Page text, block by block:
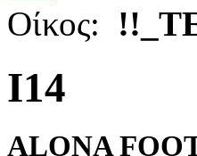
Οίκος:
I14
ALONA